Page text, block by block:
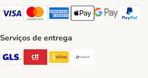
Visa Payment Method
Mastercard Payment Method
American Express Payment
Apple Pay Payment
Google PayPayPal
Serviços de entrega
GLS Shipping Method
CTTExpress Shipping Method
InPost Shipping Method